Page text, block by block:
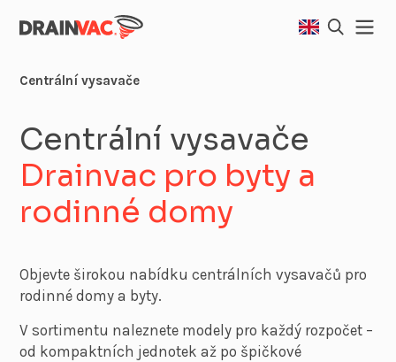
Centrální vysavače
Centrální vysavače
Drainvac pro byty a
rodinné domy
Objevte širokou nabídku centrálních vysavačů pro
rodinné domy a byty.
V sortimentu naleznete modely pro každý rozpočet –
od kompaktních jednotek až po špičkové